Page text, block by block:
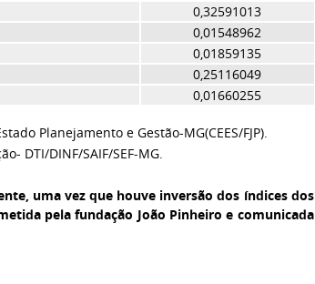
0,32591013
0,01548962
0,01859135
0,25116049
0,01660255
Planejamento e Gestão-MG(CEES/FJP).
DTI/DINF/SAIF/SEF-MG.
uma vez que houve inversão dos índices dos
pela fundação João Pinheiro e comunicada